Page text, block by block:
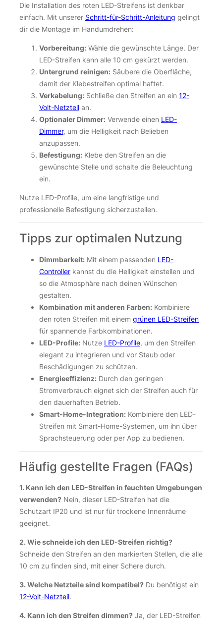
Die Installation des roten LED-Streifens ist denkbar
einfach. Mit unserer Schritt-für-Schritt-Anleitung gelingt
dir die Montage im Handumdrehen:
Vorbereitung: Wähle die gewünschte Länge. Der
LED-Streifen kann alle 10 cm gekürzt werden.
Untergrund reinigen: Säubere die Oberfläche,
damit der Klebestreifen optimal haftet.
Verkabelung: Schließe den Streifen an ein 12-
Volt-Netzteil an.
Optionaler Dimmer: Verwende einen LED-
Dimmer, um die Helligkeit nach Belieben
anzupassen.
Befestigung: Klebe den Streifen an die
gewünschte Stelle und schalte die Beleuchtung
ein.
Nutze LED-Profile, um eine langfristige und
professionelle Befestigung sicherzustellen.
Tipps zur optimalen Nutzung
Dimmbarkeit: Mit einem passenden LED-
Controller kannst du die Helligkeit einstellen und
so die Atmosphäre nach deinen Wünschen
gestalten.
Kombination mit anderen Farben: Kombiniere
den roten Streifen mit einem grünen LED-Streifen
für spannende Farbkombinationen.
LED-Profile: Nutze LED-Profile, um den Streifen
elegant zu integrieren und vor Staub oder
Beschädigungen zu schützen.
Energieeffizienz: Durch den geringen
Stromverbrauch eignet sich der Streifen auch für
den dauerhaften Betrieb.
Smart-Home-Integration: Kombiniere den LED-
Streifen mit Smart-Home-Systemen, um ihn über
Sprachsteuerung oder per App zu bedienen.
Häufig gestellte Fragen (FAQs)
1. Kann ich den LED-Streifen in feuchten Umgebungen
verwenden? Nein, dieser LED-Streifen hat die
Schutzart IP20 und ist nur für trockene Innenräume
geeignet.
2. Wie schneide ich den LED-Streifen richtig?
Schneide den Streifen an den markierten Stellen, die alle
10 cm zu finden sind, mit einer Schere durch.
3. Welche Netzteile sind kompatibel? Du benötigst ein
12-Volt-Netzteil.
4. Kann ich den Streifen dimmen? Ja, der LED-Streifen